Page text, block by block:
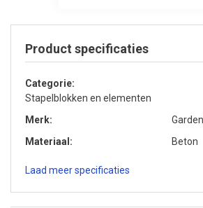
Product specificaties
Categorie
Stapelblokken en elementen
Merk
Materiaal
Beton
Laad meer specificaties